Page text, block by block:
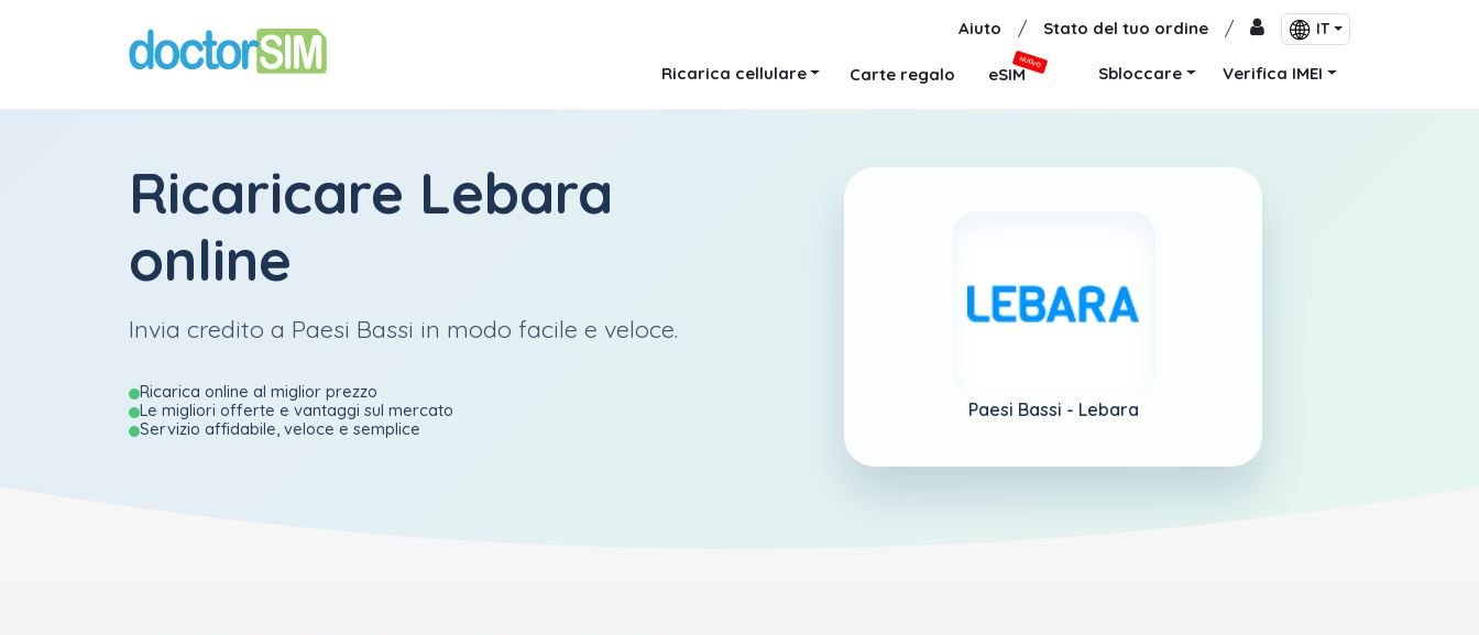
Aiuto / Stato del tuo ordine / IT
Ricarica cellulare Carte regalo eSIM
NUOVO
Sbloccare Verifica IMEI
Ricaricare Lebara
online
Invia credito a Paesi Bassi in modo facile e veloce.
Ricarica online al miglior prezzo
Le migliori offerte e vantaggi sul mercato
Servizio affidabile, veloce e semplice
Paesi Bassi - Lebara